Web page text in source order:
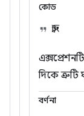
কোড
স্ট্রিং
দিকে
বর্ণনা